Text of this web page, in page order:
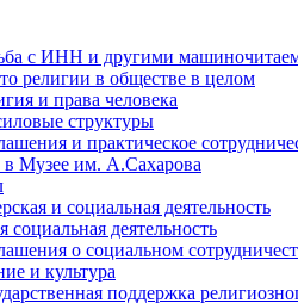
с ИНН и другими
религии в обществе в целом
и права человека
структуры
и практическое
Музее им. А.Сахарова
и социальная деятельность
социальная деятельность
о социальном
и культура
поддержка